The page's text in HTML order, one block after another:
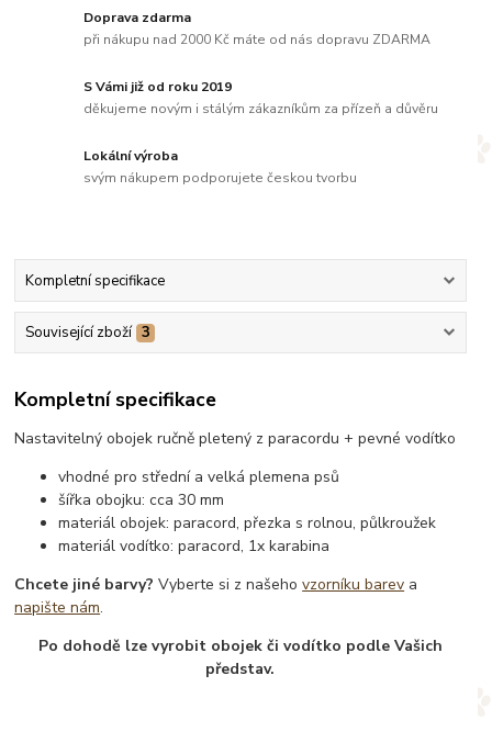
Doprava zdarma
při nákupu nad 2000 Kč máte od nás dopravu ZDARMA
S Vámi již od roku 2019
děkujeme novým i stálým zákazníkům za přízeň a důvěru
Lokální výroba
svým nákupem podporujete českou tvorbu
Kompletní specifikace
Související zboží 3
Kompletní specifikace
Nastavitelný obojek ručně pletený z paracordu + pevné vodítko
vhodné pro střední a velká plemena psů
šířka obojku: cca 30 mm
materiál obojek: paracord, přezka s rolnou, půlkroužek
materiál vodítko: paracord, 1x karabina
Chcete jiné barvy? Vyberte si z našehovzorníku barev a
napište nám.
Po dohodě lze vyrobit obojek či vodítko podle Vašich
představ.